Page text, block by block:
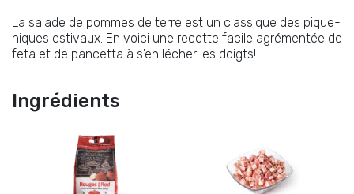
La salade de pommes de terre est un classique des pique-
niques estivaux. En voici une recette facile agrémentée de
feta et de pancetta à s'en lécher les doigts!
Ingrédients